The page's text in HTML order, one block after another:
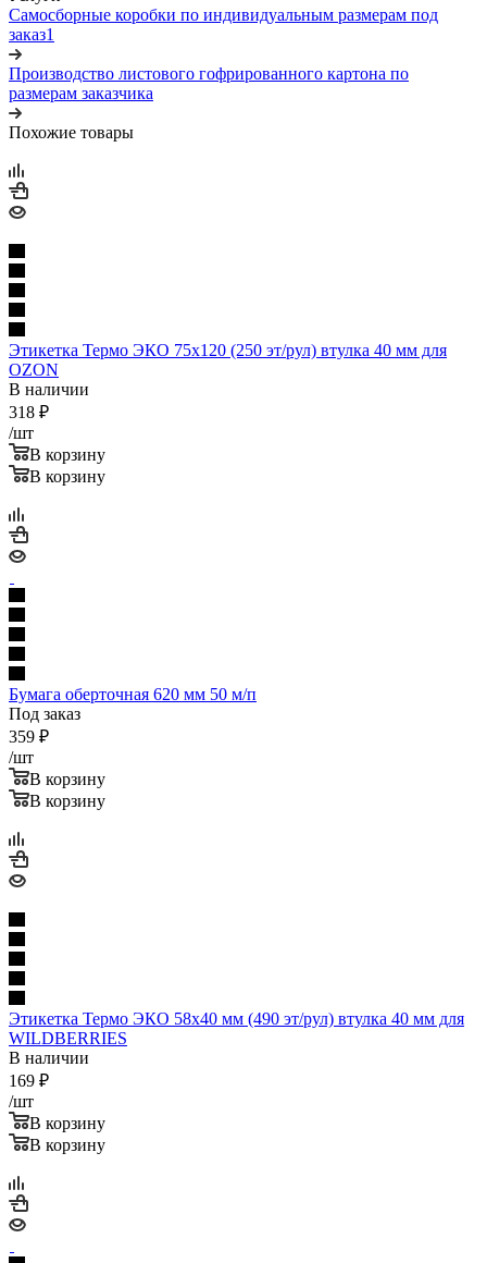
Самосборные коробки по индивидуальным размерам под
заказ1
Производство листового гофрированного картона по
размерам заказчика
Похожие товары
Этикетка Термо ЭКО 75х120 (250 эт/рул) втулка 40 мм для
OZON
В наличии
318 ₽
/шт
В корзину
В корзину
Бумага оберточная 620 мм 50 м/п
Под заказ
359 ₽
/шт
В корзину
В корзину
Этикетка Термо ЭКО 58х40 мм (490 эт/рул) втулка 40 мм для
WILDBERRIES
В наличии
169 ₽
/шт
В корзину
В корзину